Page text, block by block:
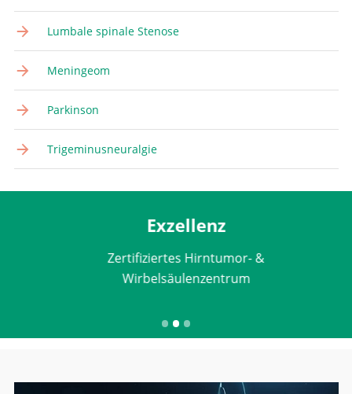
Lumbale spinale Stenose
Meningeom
Parkinson
Trigeminusneuralgie
Exzellenz
Zertifiziertes Hirntumor- &
Wirbelsäulenzentrum